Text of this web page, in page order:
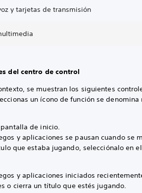
y tarjetas de transmisión
del centro de control
se muestran los siguientes
un ícono de función se
de inicio.
y aplicaciones se pausan cuando se
que estaba jugando, selecciónalo en
y aplicaciones iniciados
o cierra un título que estés jugando.